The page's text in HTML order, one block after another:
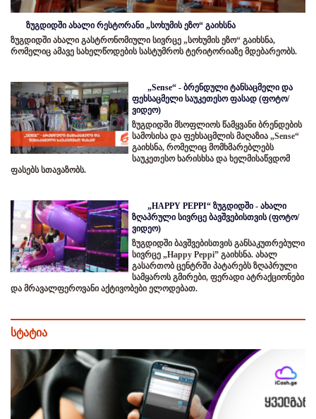
ზუგდიდში ახალი რესტორანი „სოხუმის ეზო“ გაიხსნა
ზუგდიდში ახალი გასტრონომიული სივრცე „სოხუმის ეზო“ გაიხსნა,
რომელიც ამავე სახელწოდების სასტუმროს ტერიტორიაზე მდებარეობს.
„Sense“ - ბრენდული ტანსაცმელი და
ფეხსაცმელი საუკეთესო ფასად (ფოტო/
ვიდეო)
ზუგდიდში მსოფლიოს წამყვანი ბრენდების
სამოსისა და ფეხსაცმლის მაღაზია „Sense“
გაიხსნა, რომელიც მომხმარებლებს
საუკეთესო ხარისხსა და ხელმისაწვდომ
ფასებს სთავაზობს.
„HAPPY PEPPI“ ზუგდიდში - ახალი
ზღაპრული სივრცე ბავშვებისთვის (ფოტო/
ვიდეო)
ზუგდიდში ბავშვებისთვის განსაკუთრებული
სივრცე „Happy Peppi” გაიხსნა. ახალ
გასართობ ცენტრში პატარებს ზღაპრული
სამყაროს გმირები, ფერადი ატრაქციონები
და მრავალფეროვანი აქტივობები ელოდებათ.
სტატია